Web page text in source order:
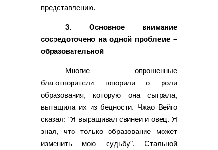
представлению.
3. Основное внимание
сосредоточено на одной проблеме –
образовательной
Многие опрошенные
благотворители говорили о роли
образования, которую она сыграла,
вытащила их из бедности. Чжао Вейго
сказал: "Я выращивал свиней и овец. Я
знал, что только образование может
изменить мою судьбу". Стальной